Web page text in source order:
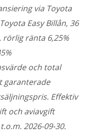
via Toyota
Easy Billån, 36
ränta 6,25%
och total
garanterade
Effektiv
och aviavgift
2026-09-30.